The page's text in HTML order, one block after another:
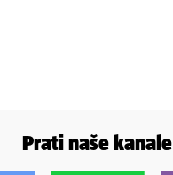
Prati naše kanale